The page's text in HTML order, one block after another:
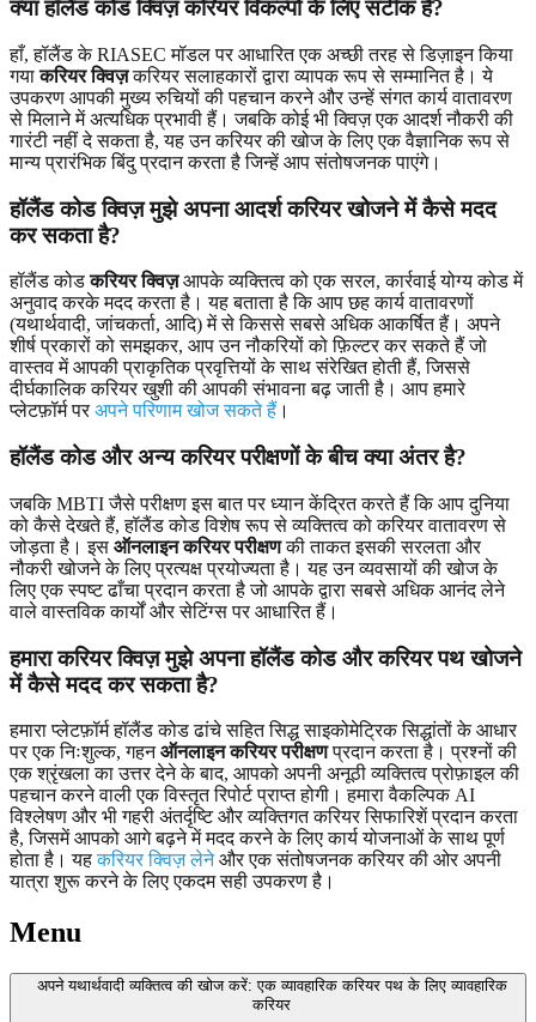
क्या हॉलैंड कोड क्विज़ करियर विकल्पों के लिए सटीक हैं?
हाँ, हॉलैंड के RIASEC मॉडल पर आधारित एक अच्छी तरह से डिज़ाइन किया
गयाकरियर क्विज़करियर सलाहकारों द्वारा व्यापक रूप से सम्मानित है। ये
उपकरण आपकी मुख्य रुचियों की पहचान करने और उन्हें संगत कार्य वातावरण
से मिलाने में अत्यधिक प्रभावी हैं। जबकि कोई भी क्विज़ एक आदर्श नौकरी की
गारंटी नहीं दे सकता है, यह उन करियर की खोज के लिए एक वैज्ञानिक रूप से
मान्य प्रारंभिक बिंदु प्रदान करता है जिन्हें आप संतोषजनक पाएंगे।
हॉलैंड कोड क्विज़ मुझे अपना आदर्श करियर खोजने में कैसे मदद
कर सकता है?
हॉलैंड कोडकरियर क्विज़आपके व्यक्तित्व को एक सरल, कार्रवाई योग्य कोड में
अनुवाद करके मदद करता है। यह बताता है कि आप छह कार्य वातावरणों
(यथार्थवादी, जांचकर्ता, आदि) में से किससे सबसे अधिक आकर्षित हैं। अपने
शीर्ष प्रकारों को समझकर, आप उन नौकरियों को फ़िल्टर कर सकते हैं जो
वास्तव में आपकी प्राकृतिक प्रवृत्तियों के साथ संरेखित होती हैं, जिससे
दीर्घकालिक करियर खुशी की आपकी संभावना बढ़ जाती है। आप हमारे
प्लेटफ़ॉर्म परअपने परिणाम खोज सकते हैं ।
हॉलैंड कोड और अन्य करियर परीक्षणों के बीच क्या अंतर है?
जबकि MBTI जैसे परीक्षण इस बात पर ध्यान केंद्रित करते हैं कि आप दुनिया
को कैसे देखते हैं, हॉलैंड कोड विशेष रूप से व्यक्तित्व को करियर वातावरण से
जोड़ता है। इस ऑनलाइन करियर परीक्षणकी ताकत इसकी सरलता और
नौकरी खोजने के लिए प्रत्यक्ष प्रयोज्यता है। यह उन व्यवसायों की खोज के
लिए एक स्पष्ट ढाँचा प्रदान करता है जो आपके द्वारा सबसे अधिक आनंद लेने
वाले वास्तविक कार्यों और सेटिंग्स पर आधारित हैं।
हमारा करियर क्विज़ मुझे अपना हॉलैंड कोड और करियर पथ खोजने
में कैसे मदद कर सकता है?
हमारा प्लेटफ़ॉर्म हॉलैंड कोड ढांचे सहित सिद्ध साइकोमेट्रिक सिद्धांतों के आधार
पर एक निःशुल्क, गहनऑनलाइन करियर परीक्षणप्रदान करता है। प्रश्नों की
एक श्रृंखला का उत्तर देने के बाद, आपको अपनी अनूठी व्यक्तित्व प्रोफ़ाइल की
पहचान करने वाली एक विस्तृत रिपोर्ट प्राप्त होगी। हमारा वैकल्पिक AI
विश्लेषण और भी गहरी अंतर्दृष्टि और व्यक्तिगत करियर सिफारिशें प्रदान करता
है, जिसमें आपको आगे बढ़ने में मदद करने के लिए कार्य योजनाओं के साथ पूर्ण
होता है। यहकरियर क्विज़ लेनेऔर एक संतोषजनक करियर की ओर अपनी
यात्रा शुरू करने के लिए एकदम सही उपकरण है।
Menu
अपने यथार्थवादी व्यक्तित्व की खोज करें: एक व्यावहारिक करियर पथ के लिए व्यावहारिक
करियर